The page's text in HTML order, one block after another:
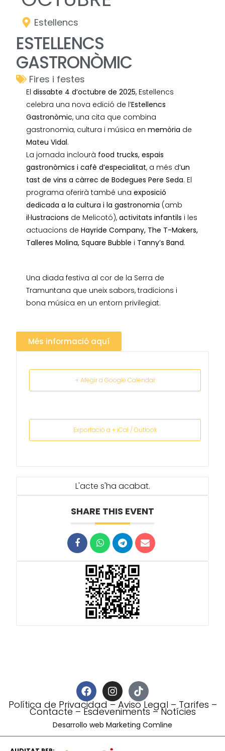
L'acte s'ha acabat.
SHARE THIS EVENT
Estellencs
ESTELLENCS
GASTRONÒMIC
Fires i festes
Eldissabte 4 d’octubre de 2025, Estellencs
celebra una nova edició de l’Estellencs
Gastronòmic, una cita que combina
gastronomia, cultura i música enmemòria de
Mateu Vidal.
La jornada inclourà food trucks, espais
gastronòmics i cafè d’especialitat, a més d’un
tast de vins a càrrec de Bodegues Pere Seda. El
programa oferirà també unaexposició
dedicada a la cultura i la gastronomia (amb
il·lustracions de Melicotó),activitats infantils i les
actuacions deHayride Company, The T-Makers,
Talleres Molina, Square Bubble i Tanny’s Band.
Una diada festiva al cor de la Serra de
Tramuntana que uneix sabors, tradicions i
bona música en un entorn privilegiat.
Més informació aquí
+ Afegir a Google Calendar
Exportació a + iCal / Outlook
Política de Privacidad–Aviso Legal –Tarifes –
Contacte –Esdeveniments– Notícies
Desarrollo web Marketing Comline